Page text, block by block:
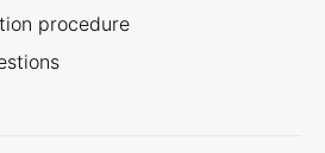
procedure